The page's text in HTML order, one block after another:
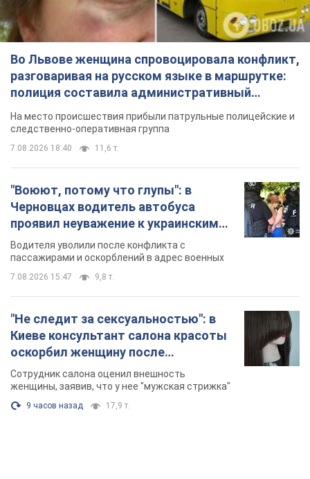
Во Львове женщина спровоцировала конфликт,
разговаривая на русском языке в маршрутке:
полиция составила административный
протокол. Видео
На место происшествия прибыли патрульные полицейские и
следственно-оперативная группа
7.08.2026 18:40 11,6 т.
"Воюют, потому что глупы": в
Черновцах водитель автобуса
проявил неуважение к украинским
военным и поплатился за это.
Видео
Водителя уволили после конфликта с
пассажирами и оскорблений в адрес военных
7.08.2026 15:47 9,8 т.
"Не следит за сексуальностью": в
Киеве консультант салона красоты
оскорбил женщину после
химиотерапии, разгорелся скандал.
Фото
Сотрудник салона оценил внешность
женщины, заявив, что у нее "мужская стрижка"
9 часов назад 17,9 т.